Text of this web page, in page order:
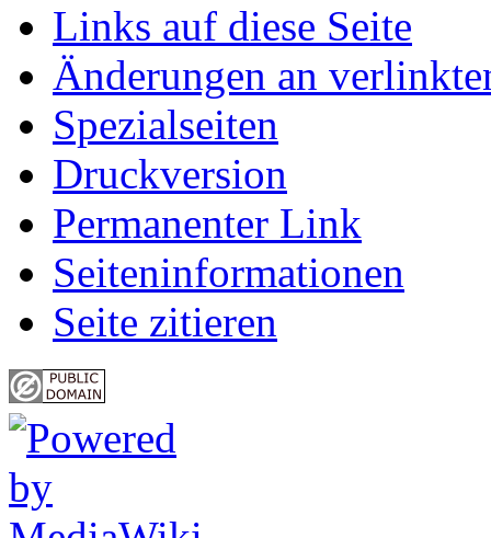
Links auf diese Seite
Änderungen an
Spezialseiten
Druckversion
Permanenter Link
Seiten­informationen
Seite zitieren